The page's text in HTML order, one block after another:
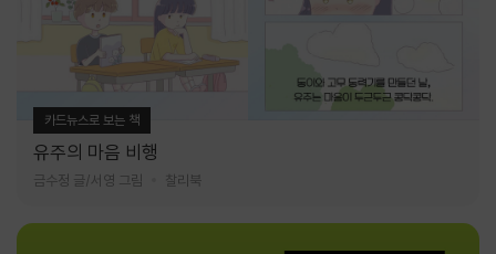
카드뉴스로 보는 책
유주의 마음 비행
금수정 글/서영 그림 찰리북